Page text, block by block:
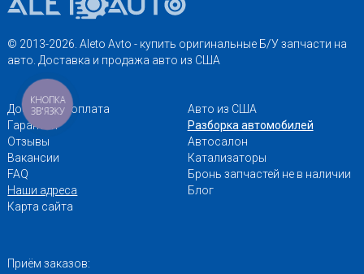
© 2013-2026. Aleto Avto - купить оригинальные Б/У запчасти на
авто. Доставка и продажа авто из США
Доставка и оплата
Гарантии
Отзывы
Вакансии
FAQ
Наши адреса
Карта сайта
Авто из США
Разборка автомобилей
Автосалон
Катализаторы
Бронь запчастей не в наличии
Блог
Приём заказов:
КНОПКА
ЗВ'ЯЗКУ